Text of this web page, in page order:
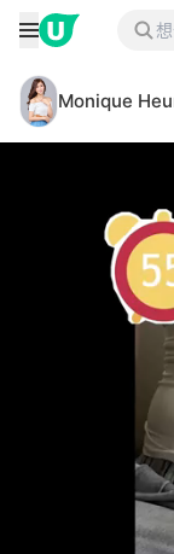
Monique